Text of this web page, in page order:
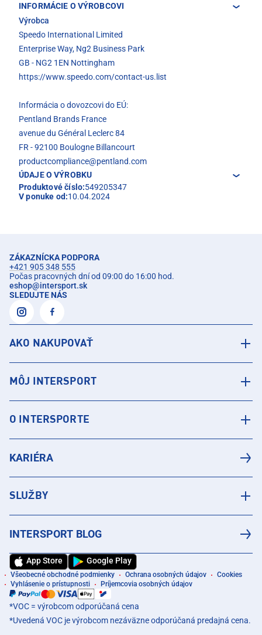
INFORMÁCIE O VÝROBCOVI
Výrobca
Speedo International Limited
Enterprise Way, Ng2 Business Park
GB - NG2 1EN Nottingham
https://www.speedo.com/contact-us.list
Informácia o dovozcovi do EÚ:
Pentland Brands France
avenue du Général Leclerc 84
FR - 92100 Boulogne Billancourt
productcompliance@pentland.com
ÚDAJE O VÝROBKU
Produktové číslo:549205347
V ponuke od:10.04.2024
ZÁKAZNÍCKA PODPORA
+421 905 348 555
Počas pracovných dní od 09:00 do 16:00 hod.
eshop@intersport.sk
SLEDUJTE NÁS
AKO NAKUPOVAŤ
MÔJ INTERSPORT
O INTERSPORTE
KARIÉRA
SLUŽBY
INTERSPORT BLOG
App Store Google Play
Všeobecné obchodné podmienky Ochrana osobných údajov
Cookies
Vyhlásenie o prístupnosti
Príjemcovia osobných údajov
*VOC = výrobcom odporúčaná cena
*Uvedená VOC je výrobcom nezáväzne odporúčaná predajná cena.